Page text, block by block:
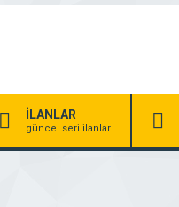
İLANLAR
güncel seri ilanlar